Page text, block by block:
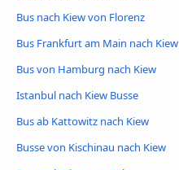
Bus nach Kiew von Florenz
Bus Frankfurt am Main nach Kiew
Bus von Hamburg nach Kiew
Istanbul nach Kiew Busse
Bus ab Kattowitz nach Kiew
Busse von Kischinau nach Kiew